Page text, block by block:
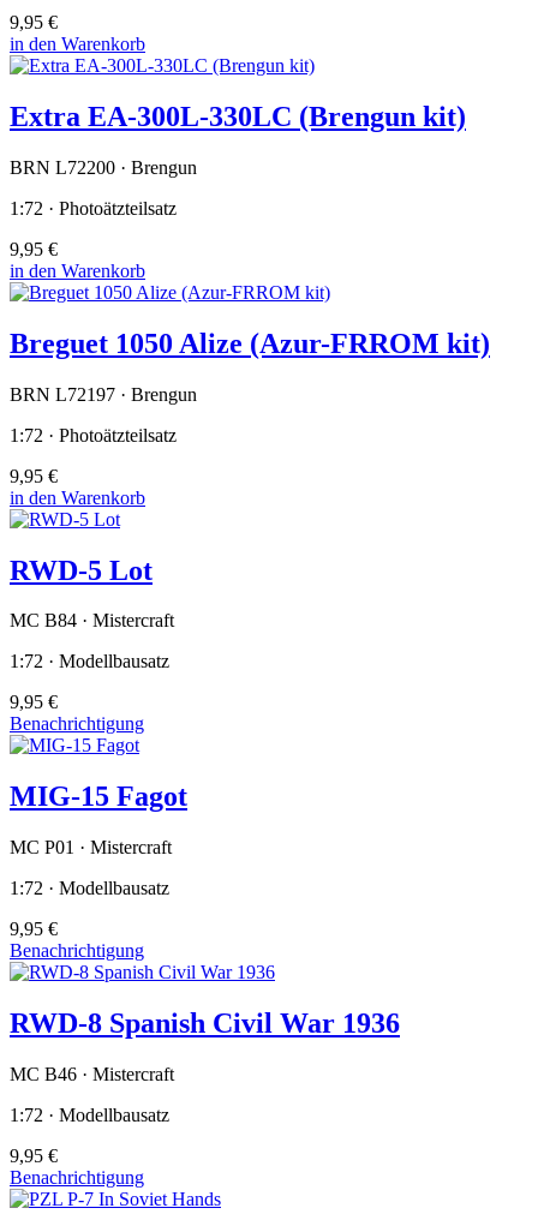
9,95 €
in den Warenkorb
Extra EA-300L-330LC (Brengun kit)
BRN L72200 · Brengun
1:72 · Photoätzteilsatz
9,95 €
in den Warenkorb
Breguet 1050 Alize (Azur-FRROM kit)
BRN L72197 · Brengun
1:72 · Photoätzteilsatz
9,95 €
in den Warenkorb
RWD-5 Lot
MC B84 · Mistercraft
1:72 · Modellbausatz
9,95 €
Benachrichtigung
MIG-15 Fagot
MC P01 · Mistercraft
1:72 · Modellbausatz
9,95 €
Benachrichtigung
RWD-8 Spanish Civil War 1936
MC B46 · Mistercraft
1:72 · Modellbausatz
9,95 €
Benachrichtigung